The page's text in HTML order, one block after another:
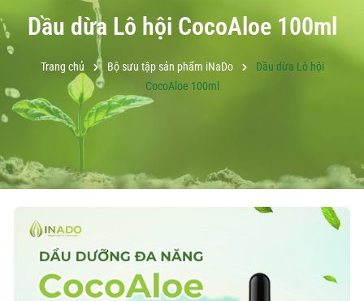
Dầu dừa Lô hội CocoAloe 100ml
Trang chủ Bộ sưu tập sản phẩm iNaDo
Dầu dừa Lô hội
CocoAloe 100ml